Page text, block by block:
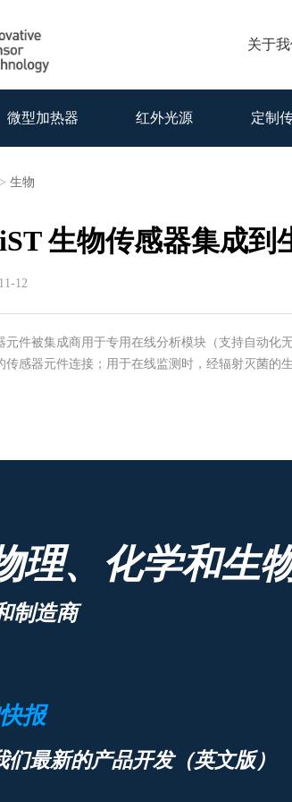
关于
微型加热器 红外光源 定制
> 生物
生物传感器集成到
12
元件被集成商用于专用在线分析模块（支持自动化
传感器元件连接；用于在线监测时，经辐射灭菌的
理、化学和生
制造商
报
们最新的产品开发（英文版）